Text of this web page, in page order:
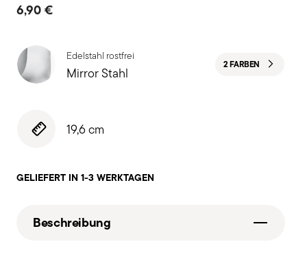
6,90 €
Edelstahl rostfrei
Mirror Stahl 2 FARBEN
19,6 cm
GELIEFERT IN 1-3 WERKTAGEN
Beschreibung